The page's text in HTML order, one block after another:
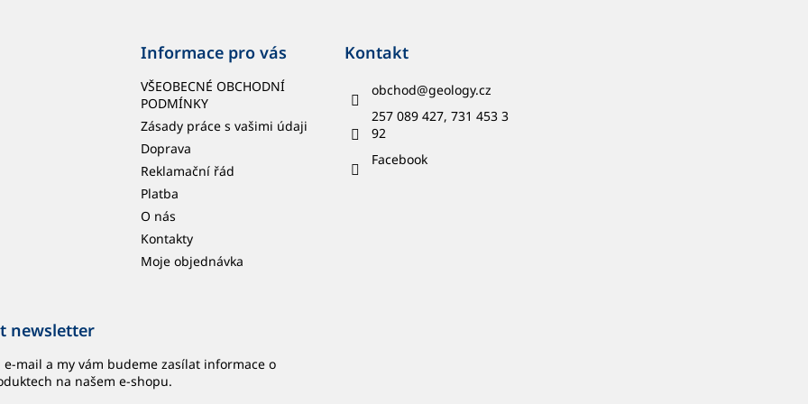
Informace pro vás
VŠEOBECNÉ OBCHODNÍ
PODMÍNKY
Zásady práce s vašimi údaji
Doprava
Reklamační řád
Platba
O nás
Kontakty
Moje objednávka
Kontakt
obchod@geology.cz
257 089 427, 731 453 3
92
Facebook
newsletter
e-mail a my vám budeme zasílat informace o
na našem e-shopu.